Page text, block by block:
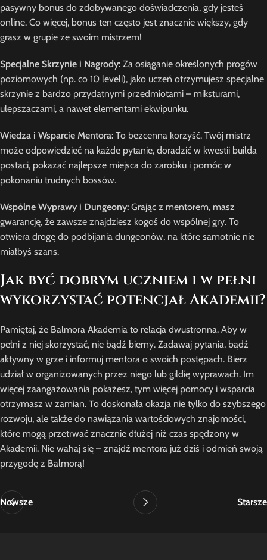
pasywny bonus do zdobywanego doświadczenia, gdy jesteś
online. Co więcej, bonus ten często jest znacznie większy, gdy
grasz w grupie ze swoim mistrzem!
Specjalne Skrzynie i Nagrody: Za osiąganie określonych progów
poziomowych (np. co 10 leveli), jako uczeń otrzymujesz specjalne
skrzynie z bardzo przydatnymi przedmiotami – miksturami,
ulepszaczami, a nawet elementami ekwipunku.
Wiedza i Wsparcie Mentora: To bezcenna korzyść. Twój mistrz
może odpowiedzieć na każde pytanie, doradzić w kwestii builda
postaci, pokazać najlepsze miejsca do zarobku i pomóc w
pokonaniu trudnych bossów.
Wspólne Wyprawy i Dungeony: Grając z mentorem, masz
gwarancję, że zawsze znajdziesz kogoś do wspólnej gry. To
otwiera drogę do podbijania dungeonów, na które samotnie nie
miałbyś szans.
Jak być dobrym uczniem i w pełni
wykorzystać potencjał Akademii?
Pamiętaj, że Balmora Akademia to relacja dwustronna. Aby w
pełni z niej skorzystać, nie bądź bierny. Zadawaj pytania, bądź
aktywny w grze i informuj mentora o swoich postępach. Bierz
udział w organizowanych przez niego lub gildię wyprawach. Im
więcej zaangażowania pokażesz, tym więcej pomocy i wsparcia
otrzymasz w zamian. To doskonała okazja nie tylko do szybszego
rozwoju, ale także do nawiązania wartościowych znajomości,
które mogą przetrwać znacznie dłużej niż czas spędzony w
Akademii. Nie wahaj się – znajdź mentora już dziś i odmień swoją
przygodę z Balmorą!
Nowsze Starsze